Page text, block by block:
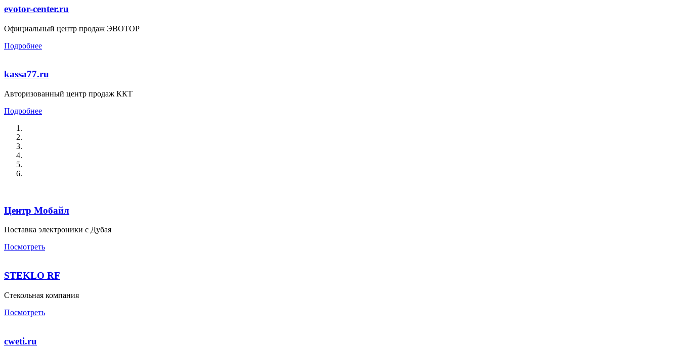
evotor-center.ru
Официальный центр продаж ЭВОТОР
Подробнее
kassa77.ru
Авторизованный центр продаж ККТ
Подробнее
Центр Мобайл
Поставка электроники с Дубая
Посмотреть
STEKLO RF
Стекольная компания
Посмотреть
cweti.ru